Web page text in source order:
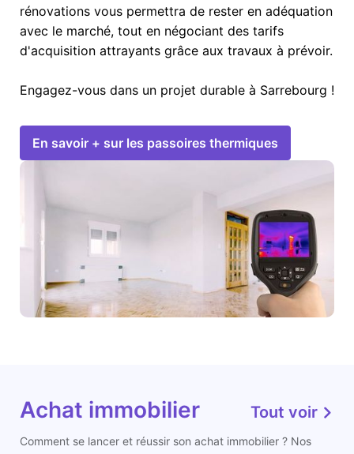
rénovations vous permettra de rester en adéquation
avec le marché, tout en négociant des tarifs
d'acquisition attrayants grâce aux travaux à prévoir.
Engagez-vous dans un projet durable à Sarrebourg !
En savoir + sur les passoires thermiques
Achat immobilier Tout voir
Comment se lancer et réussir son achat immobilier ? Nos